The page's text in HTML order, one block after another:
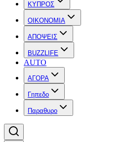
ΚΥΠΡΟΣ
OIKONOMIA
ΑΠΟΨΕΙΣ
BUZZLIFE
AUTO
ΑΓΟΡΑ
Γηπεδο
Παραθυρο